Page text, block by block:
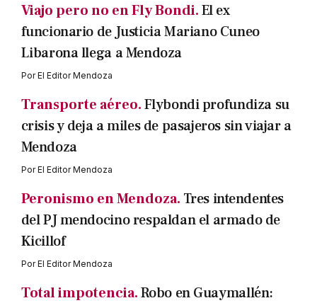
Viajo pero no en Fly Bondi.El ex
funcionario de Justicia Mariano Cuneo
Libarona llega a Mendoza
PorEl Editor Mendoza
Transporte aéreo.Flybondi profundiza su
crisis y deja a miles de pasajeros sin viajar a
Mendoza
PorEl Editor Mendoza
Peronismo en Mendoza. Tres intendentes
del PJ mendocino respaldan el armado de
Kicillof
PorEl Editor Mendoza
Total impotencia.Robo en Guaymallén: